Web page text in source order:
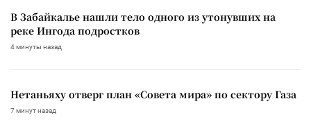
В Забайкалье нашли тело одного из утонувших на
реке Ингода подростков
4 минуты назад
Нетаньяху отверг план «Совета мира» по сектору Газа
7 минут назад